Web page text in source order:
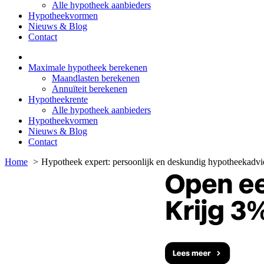
Alle hypotheek aanbieders
Hypotheekvormen
Nieuws & Blog
Contact
Maximale hypotheek berekenen
Maandlasten berekenen
Annuïteit berekenen
Hypotheekrente
Alle hypotheek aanbieders
Hypotheekvormen
Nieuws & Blog
Contact
Home
Hypotheek expert: persoonlijk en deskundig